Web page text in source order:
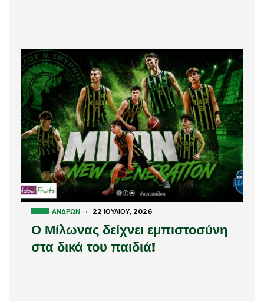
ΑΝΔΡΏΝ · 22 ΙΟΥΛΊΟΥ, 2026
Ο Μίλωνας δείχνει εμπιστοσύνη
στα δικά του παιδιά!